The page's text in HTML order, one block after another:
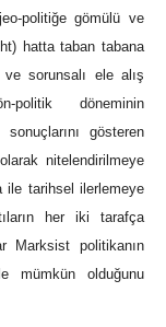
politiğe gömülü ve
hatta taban tabana
sorunsalı ele alış
politik döneminin
gösteren
nitelendirilmeye
ile tarihsel ilerlemeye
her iki tarafça
Marksist politikanın
mümkün olduğunu